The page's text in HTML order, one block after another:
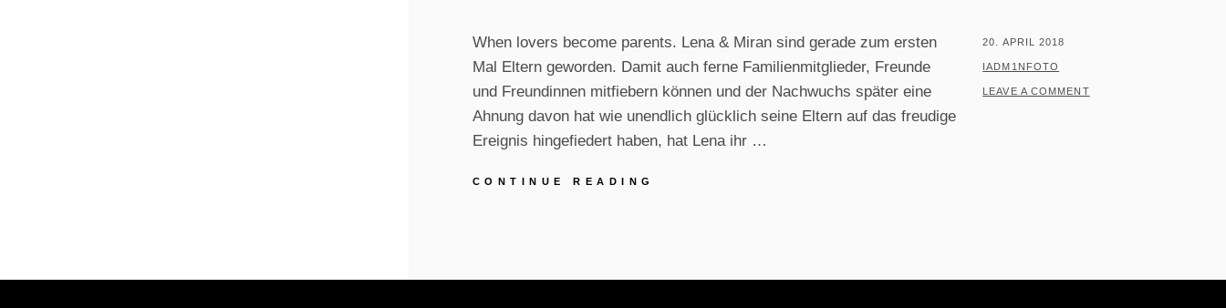
When lovers become parents. Lena & Miran sind gerade zum ersten
Mal Eltern geworden. Damit auch ferne Familienmitglieder, Freunde
und Freundinnen mitfiebern können und der Nachwuchs später eine
Ahnung davon hat wie unendlich glücklich seine Eltern auf das freudige
Ereignis hingefiedert haben, hat Lena ihr …
CONTINUE READING
POSTED
ON
20. APRIL 2018
BY
IADM1NFOTO
LEAVE A COMMENT